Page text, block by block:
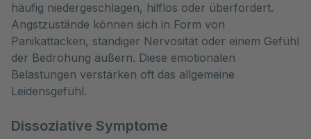
häufig niedergeschlagen, hilflos oder überfordert.
Angstzustände können sich in Form von
Panikattacken, ständiger Nervosität oder einem Gefühl
der Bedrohung äußern. Diese emotionalen
Belastungen verstärken oft das allgemeine
Leidensgefühl.
Dissoziative Symptome